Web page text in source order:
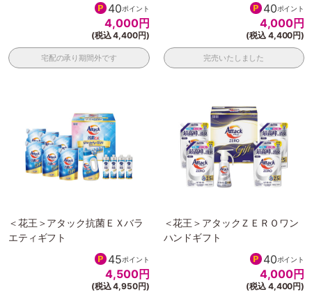
40ポイント
4,000円
(税込 4,400円)
宅配の承り期間外です
40ポイント
4,000円
(税込 4,400円)
完売いたしました
＜花王＞アタック抗菌ＥＸバラ
エティギフト
45ポイント
4,500円
(税込 4,950円)
＜花王＞アタックＺＥＲＯワン
ハンドギフト
40ポイント
4,000円
(税込 4,400円)